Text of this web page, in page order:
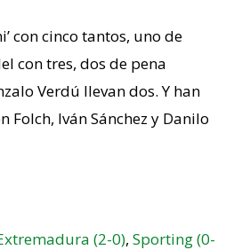
con cinco tantos, uno de
con tres, dos de pena
Verdú llevan dos. Y han
Folch, Iván Sánchez y Danilo
(2-0), Sporting (0-